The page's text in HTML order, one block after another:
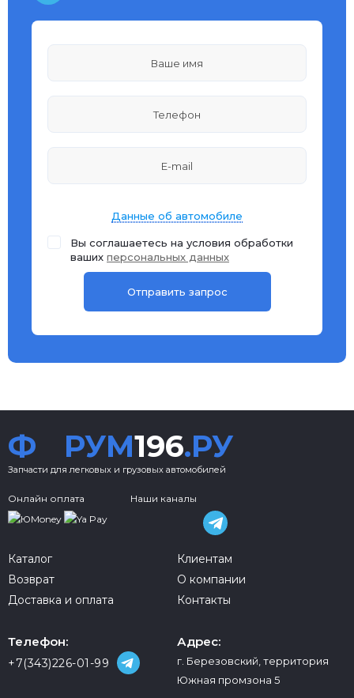
Данные об автомобиле
Вы соглашаетесь на условия обработки
ваших персональных данных
Ф РУМ196.РУ
Запчасти для легковых и грузовых автомобилей
Онлайн оплата Наши каналы
Каталог
Возврат
Доставка и оплата
Клиентам
О компании
Контакты
Телефон:
+7(343)226-01-99
Адрес:
г. Березовский, территория
Южная промзона 5